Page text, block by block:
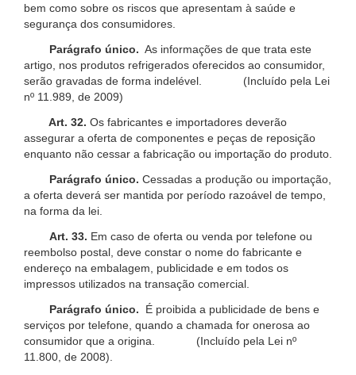
bem como sobre os riscos que apresentam à saúde e
segurança dos consumidores.
Parágrafo único. As informações de que trata este
artigo, nos produtos refrigerados oferecidos ao consumidor,
serão gravadas de forma indelével. (Incluído pela Lei
nº 11.989, de 2009)
Art. 32. Os fabricantes e importadores deverão
assegurar a oferta de componentes e peças de reposição
enquanto não cessar a fabricação ou importação do produto.
Parágrafo único. Cessadas a produção ou importação,
a oferta deverá ser mantida por período razoável de tempo,
na forma da lei.
Art. 33. Em caso de oferta ou venda por telefone ou
reembolso postal, deve constar o nome do fabricante e
endereço na embalagem, publicidade e em todos os
impressos utilizados na transação comercial.
Parágrafo único.
É proibida a publicidade de bens e
serviços por telefone, quando a chamada for onerosa ao
consumidor que a origina. (Incluído pela Lei nº
11.800, de 2008).